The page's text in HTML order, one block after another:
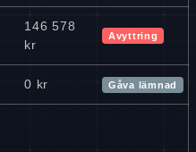
146 578
kr
Avyttring
0 kr Gåva lämnad